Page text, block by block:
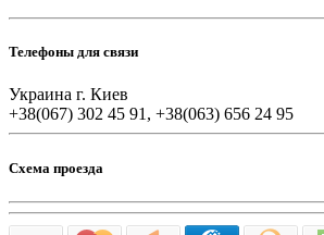
Телефоны для связи
Украина г. Киев
+38(067) 302 45 91, +38(063) 656 24 95
Схема проезда